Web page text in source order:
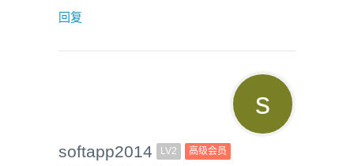
回复
softapp2014 LV2 高级会员